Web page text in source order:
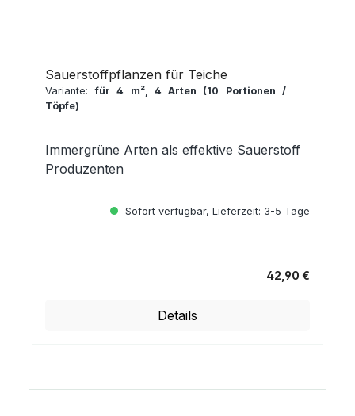
Sauerstoffpflanzen für Teiche
Variante:für 4 m², 4 Arten (10 Portionen /
Töpfe)
Immergrüne Arten als effektive Sauerstoff
Produzenten
Sofort verfügbar, Lieferzeit: 3-5 Tage
42,90 €
Details